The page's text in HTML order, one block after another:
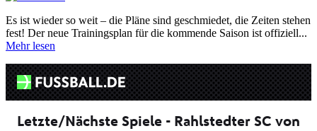
Es ist wieder so weit – die Pläne sind geschmiedet, die Zeiten stehen
fest! Der neue Trainingsplan für die kommende Saison ist offiziell...
Mehr lesen